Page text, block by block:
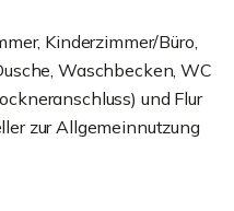
Kinderzimmer/Büro,
Waschbecken, WC
und Flur
zur Allgemeinnutzung